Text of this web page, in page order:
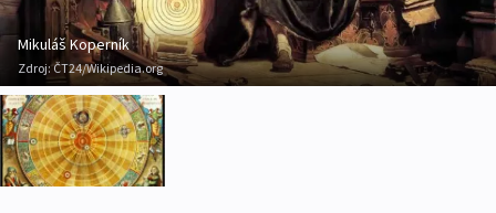
Mikuláš Koperník
Zdroj:ČT24/Wikipedia.org